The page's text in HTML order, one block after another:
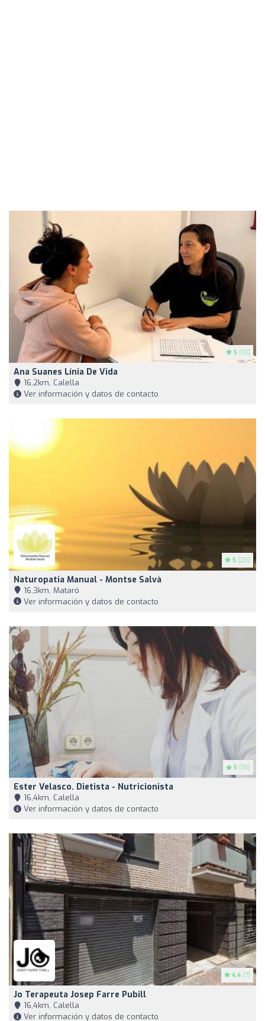
5 (10)
Ana Suanes Línia De Vida
16,2km, Calella
Ver información y datos de contacto
5 (20)
Naturopatia Manual - Montse Salvà
16,3km, Mataró
Ver información y datos de contacto
5 (18)
Ester Velasco. Dietista - Nutricionista
16,4km, Calella
Ver información y datos de contacto
4.4 (7)
Jo Terapeuta Josep Farre Pubill
16,4km, Calella
Ver información y datos de contacto